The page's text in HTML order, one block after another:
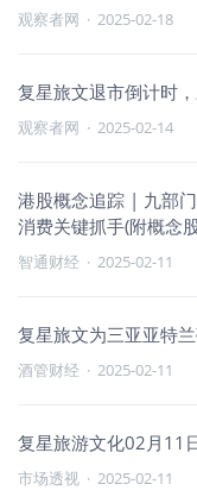
观察者网 · 2025-02-18
复星旅文退市倒计时
观察者网 · 2025-02-14
港股概念追踪 | 九部
消费关键抓手(附概念
智通财经 · 2025-02-11
复星旅文为三亚亚特
酒管财经 · 2025-02-11
复星旅游文化02月11
市场透视 · 2025-02-11